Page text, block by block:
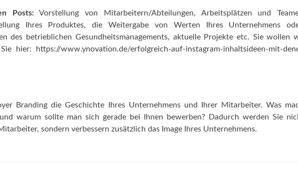
Posts:Vorstellung von Mitarbeitern/Abteilungen, Arbeitsplätzen und
Ihres Produktes, die Weitergabe von Werten Ihres Unternehmens
des betrieblichen Gesundheitsmanagements, aktuelle Projekte etc. Sie wollen
hier: https://www.ynovation.de/erfolgreich-auf-instagram-inhaltsideen-mit-
Branding die Geschichte Ihres Unternehmens und Ihrer Mitarbeiter. Was
warum sollte man sich gerade bei Ihnen bewerben? Dadurch werden Sie
sondern verbessern zusätzlich das Image Ihres Unternehmens.